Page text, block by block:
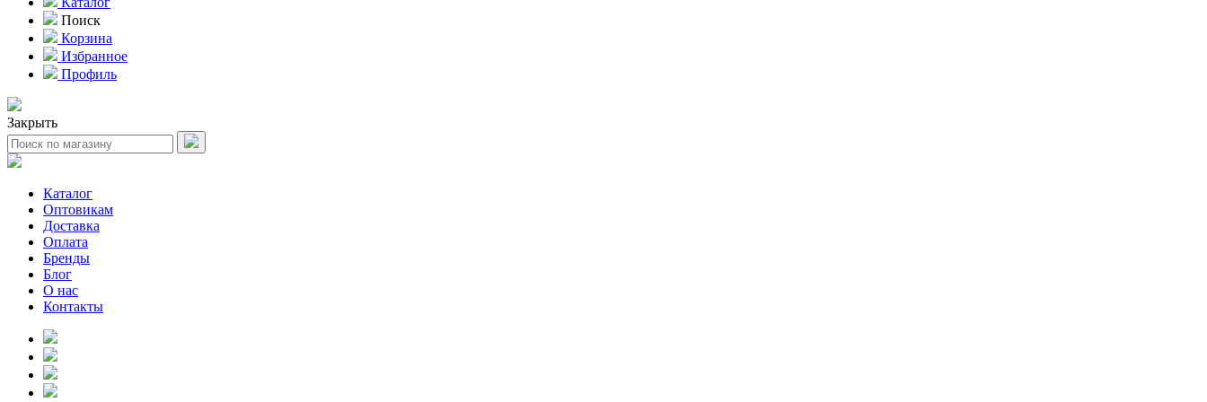
Поиск
Корзина
Избранное
Профиль
Закрыть
Каталог
Оптовикам
Доставка
Оплата
Бренды
Блог
О нас
Контакты